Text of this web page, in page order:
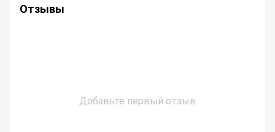
Отзывы
Добавьте первый отзыв